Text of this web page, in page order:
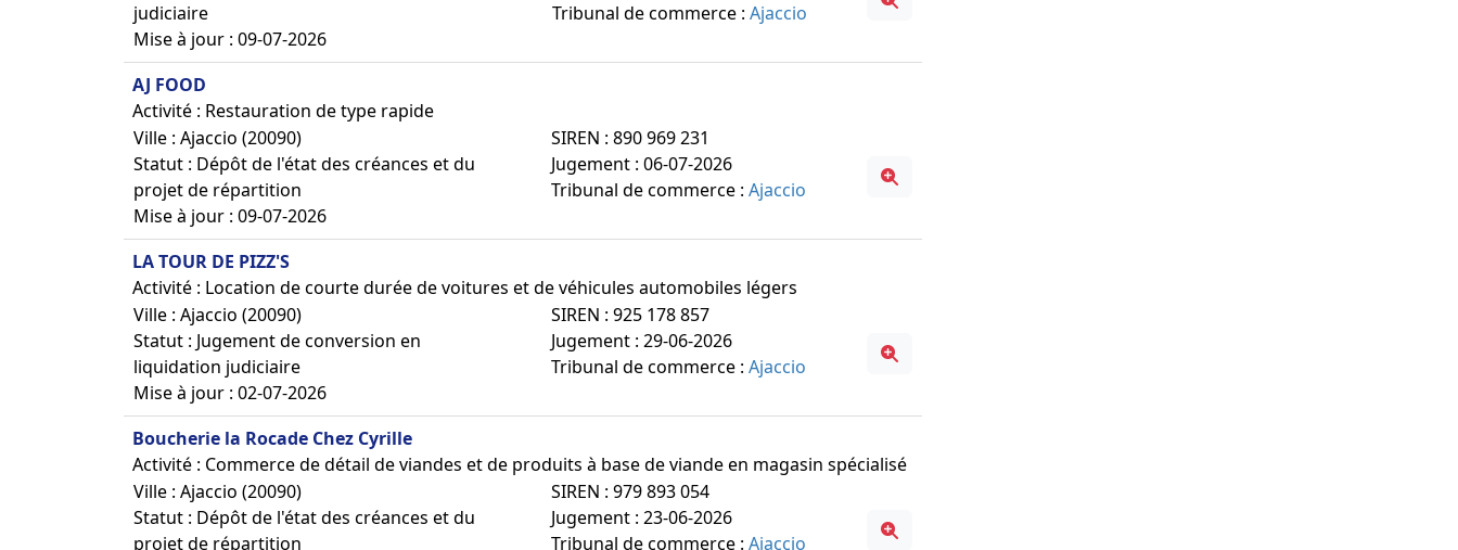
judiciaire
Mise à jour : 09-07-2026
Tribunal de commerce : Ajaccio
AJ FOOD
Activité : Restauration de type rapide
Ville : Ajaccio (20090)
Statut : Dépôt de l'état des créances et du
projet de répartition
Mise à jour : 09-07-2026
SIREN : 890 969 231
Jugement : 06-07-2026
Tribunal de commerce : Ajaccio
LA TOUR DE PIZZ'S
Activité : Location de courte durée de voitures et de véhicules automobiles légers
Ville : Ajaccio (20090)
Statut : Jugement de conversion en
liquidation judiciaire
Mise à jour : 02-07-2026
SIREN : 925 178 857
Jugement : 29-06-2026
Tribunal de commerce : Ajaccio
Boucherie la Rocade Chez Cyrille
Activité : Commerce de détail de viandes et de produits à base de viande en magasin spécialisé
Ville : Ajaccio (20090)
Statut : Dépôt de l'état des créances et du
projet de répartition
SIREN : 979 893 054
Jugement : 23-06-2026
Tribunal de commerce : Ajaccio